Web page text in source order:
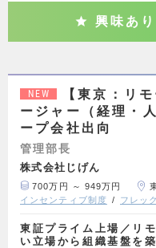
興味あり
NEW
【東京：リ
ージャー（経理・
ープ会社出向
管理部長
株式会社じげん
700万円 ～ 949万円
インセンティブ制度
フレッ
東証プライム上場／リ
い立場から組織基盤を